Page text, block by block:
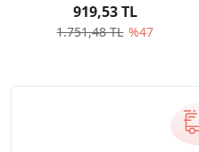
1.751,48 TL %47
919,53 TL